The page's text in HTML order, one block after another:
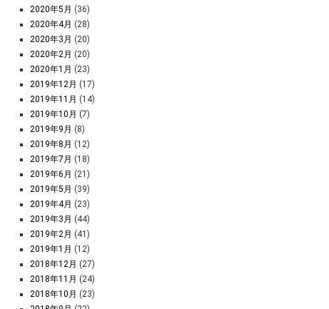
2020年5月 (36)
2020年4月 (28)
2020年3月 (20)
2020年2月 (20)
2020年1月 (23)
2019年12月 (17)
2019年11月 (14)
2019年10月 (7)
2019年9月 (8)
2019年8月 (12)
2019年7月 (18)
2019年6月 (21)
2019年5月 (39)
2019年4月 (23)
2019年3月 (44)
2019年2月 (41)
2019年1月 (12)
2018年12月 (27)
2018年11月 (24)
2018年10月 (23)